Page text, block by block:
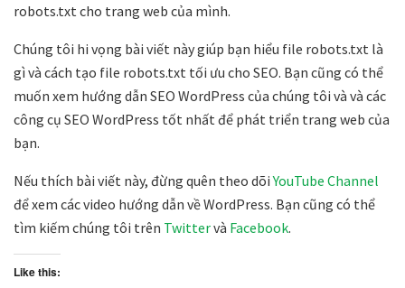
robots.txt cho trang web của mình.
Chúng tôi hi vọng bài viết này giúp bạn hiểu file robots.txt là
gì và cách tạo file robots.txt tối ưu cho SEO. Bạn cũng có thể
muốn xem hướng dẫn SEO WordPress của chúng tôi và và các
công cụ SEO WordPress tốt nhất để phát triển trang web của
bạn.
Nếu thích bài viết này, đừng quên theo dõiYouTube Channel
để xem các video hướng dẫn về WordPress. Bạn cũng có thể
tìm kiếm chúng tôi trên Twittervà Facebook.
Like this: